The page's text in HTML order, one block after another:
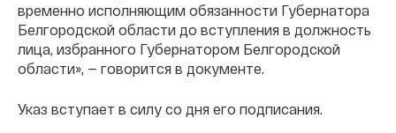
временно исполняющим обязанности Губернатора
Белгородской области до вступления в должность
лица, избранного Губернатором Белгородской
области», — говорится в документе.
Указ вступает в силу со дня его подписания.